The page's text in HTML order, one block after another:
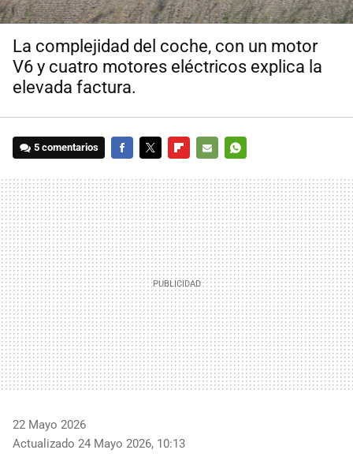
La complejidad del coche, con un motor
V6 y cuatro motores eléctricos explica la
elevada factura.
5 comentarios
MAIL
22 Mayo 2026
Actualizado 24 Mayo 2026, 10:13